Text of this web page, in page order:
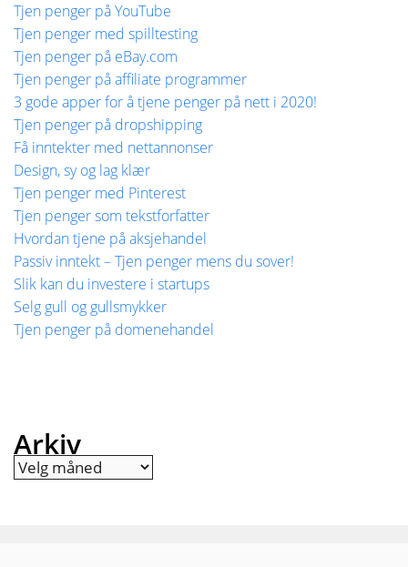
Tjen penger på YouTube
Tjen penger med spilltesting
Tjen penger på eBay.com
Tjen penger på affiliate programmer
3 gode apper for å tjene penger på nett i 2020!
Tjen penger på dropshipping
Få inntekter med nettannonser
Design, sy og lag klær
Tjen penger med Pinterest
Tjen penger som tekstforfatter
Hvordan tjene på aksjehandel
Passiv inntekt – Tjen penger mens du sover!
Slik kan du investere i startups
Selg gull og gullsmykker
Tjen penger på domenehandel
Arkiv
Arkiv